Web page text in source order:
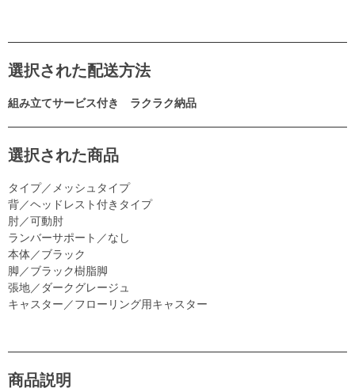
選択された配送方法
組み立てサービス付き ラクラク納品
選択された商品
タイプ／メッシュタイプ
背／ヘッドレスト付きタイプ
肘／可動肘
ランバーサポート／なし
本体／ブラック
脚／ブラック樹脂脚
張地／ダークグレージュ
キャスター／フローリング用キャスター
商品説明